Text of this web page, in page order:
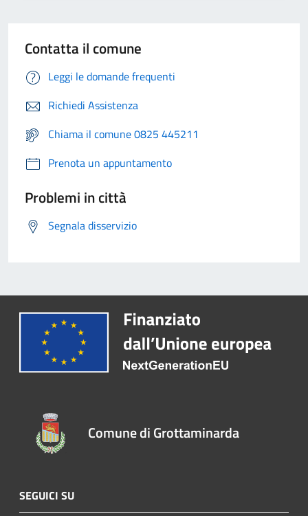
Contatta il comune
Leggi le domande frequenti
Richiedi Assistenza
Chiama il comune 0825 445211
Prenota un appuntamento
Problemi in città
Segnala disservizio
Comune di Grottaminarda
SEGUICI SU